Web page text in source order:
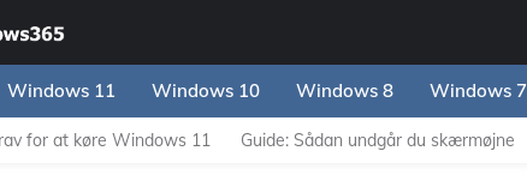
Windows 11 Windows 10 Windows 8 Windows 7
for at køre Windows 11 Guide: Sådan undgår du skærmøjne